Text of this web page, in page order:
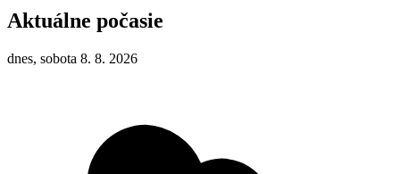
Aktuálne počasie
dnes, sobota 8. 8. 2026